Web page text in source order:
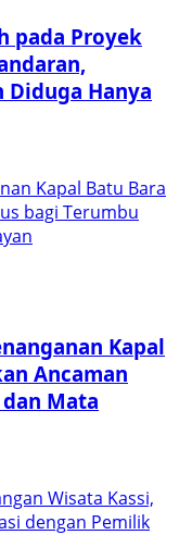
pada Proyek
Diduga Hanya
Kapal Batu Bara
bagi Terumbu
Kapal
Ancaman
Mata
Wisata Kassi,
dengan Pemilik